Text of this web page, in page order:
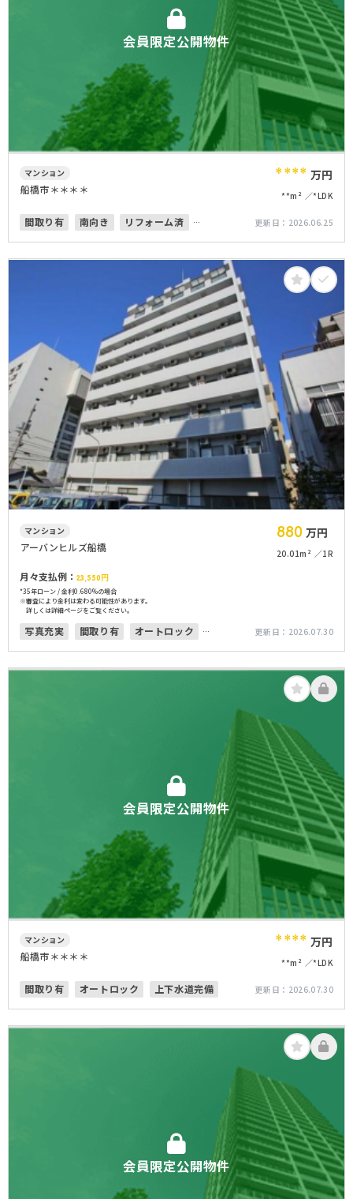
会員限定公開物件
マンション
船橋市＊＊＊＊ **** 万円
**m² *LDK
間取り有 南向き
リフォーム済
更新日： 2026.06.25
マンション
アーバンヒルズ船橋 880 万円
20.01m² 1R
月々支払例： 23,550円
*35年ローン / 金利0.680%の場合
※審査により金利は変わる可能性があります。
詳しくは詳細ページをご覧ください。
写真充実 間取り有
オートロック
更新日： 2026.07.30
会員限定公開物件
マンション
船橋市＊＊＊＊ **** 万円
**m² *LDK
間取り有 オートロック 上下水道完備 更新日： 2026.07.30
会員限定公開物件